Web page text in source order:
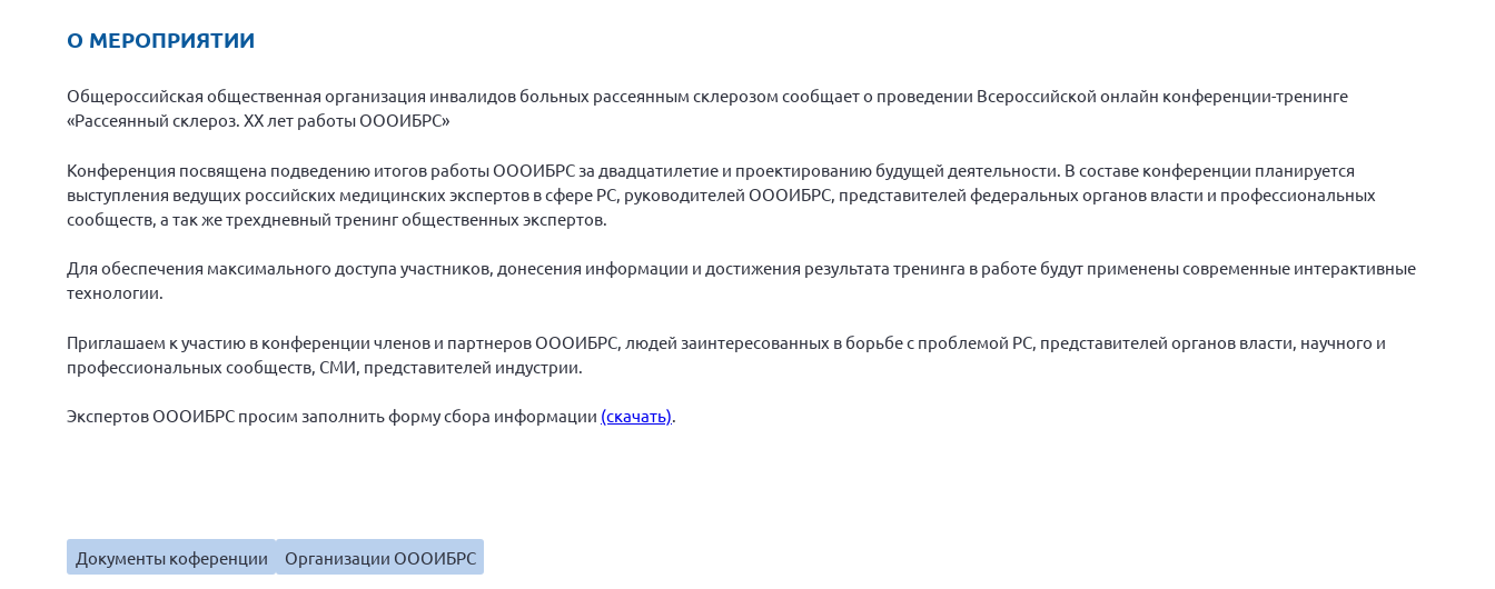
О МЕРОПРИЯТИИ
Общероссийская общественная организация инвалидов больных рассеянным склерозом сообщает о проведении Всероссийской онлайн конференции-тренинге
«Рассеянный склероз. ХХ лет работы ОООИБРС»
Конференция посвящена подведению итогов работы ОООИБРС за двадцатилетие и проектированию будущей деятельности. В составе конференции планируется
выступления ведущих российских медицинских экспертов в сфере РС, руководителей ОООИБРС, представителей федеральных органов власти и профессиональных
сообществ, а так же трехдневный тренинг общественных экспертов.
Для обеспечения максимального доступа участников, донесения информации и достижения результата тренинга в работе будут применены современные интерактивные
технологии.
Приглашаем к участию в конференции членов и партнеров ОООИБРС, людей заинтересованных в борьбе с проблемой РС, представителей органов власти, научного и
профессиональных сообществ, СМИ, представителей индустрии.
Экспертов ОООИБРС просим заполнить форму сбора информации (скачать).
Документы коференции Организации ОООИБРС